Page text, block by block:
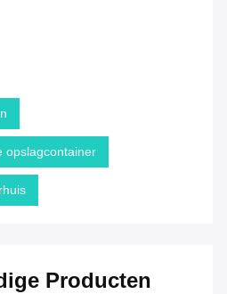
opslagcontainer
Producten